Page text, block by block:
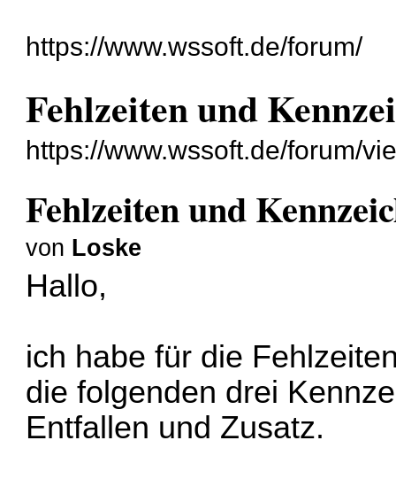
https://www.wssoft.de/forum/
Fehlzeiten und
https://www.wssoft.de/forum/
Fehlzeiten und
von Loske
Hallo,
ich habe für die
die folgenden drei
Entfallen und Zusatz.